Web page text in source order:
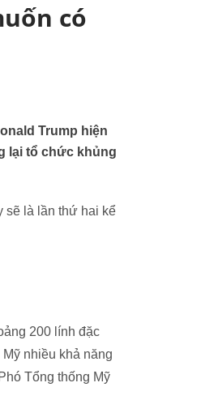
có
Trump hiện
lại tổ chức khủng
sẽ là lần thứ hai kể
200 lính đặc
nhiều khả năng
Tổng thống Mỹ